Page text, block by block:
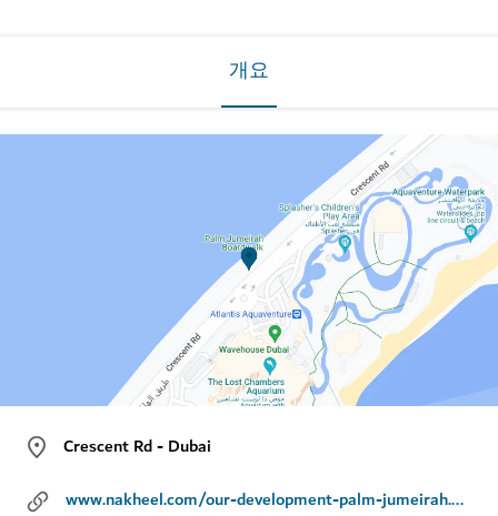
개요
Crescent Rd - Dubai
www.nakheel.com/our-development-palm-jumeirah.html